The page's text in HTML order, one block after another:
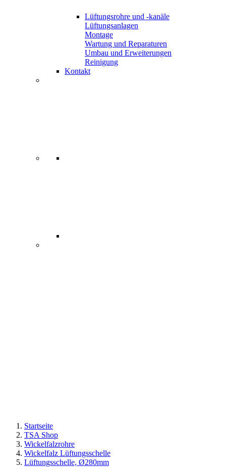
Lüftungsrohre und -kanäle
Lüftungsanlagen
Montage
Wartung und Reparaturen
Umbau und Erweiterungen
Reinigung
Kontakt
Startseite
TSA Shop
Wickelfalzrohre
Wickelfalz Lüftungsschelle
Lüftungsschelle, Ø280mm